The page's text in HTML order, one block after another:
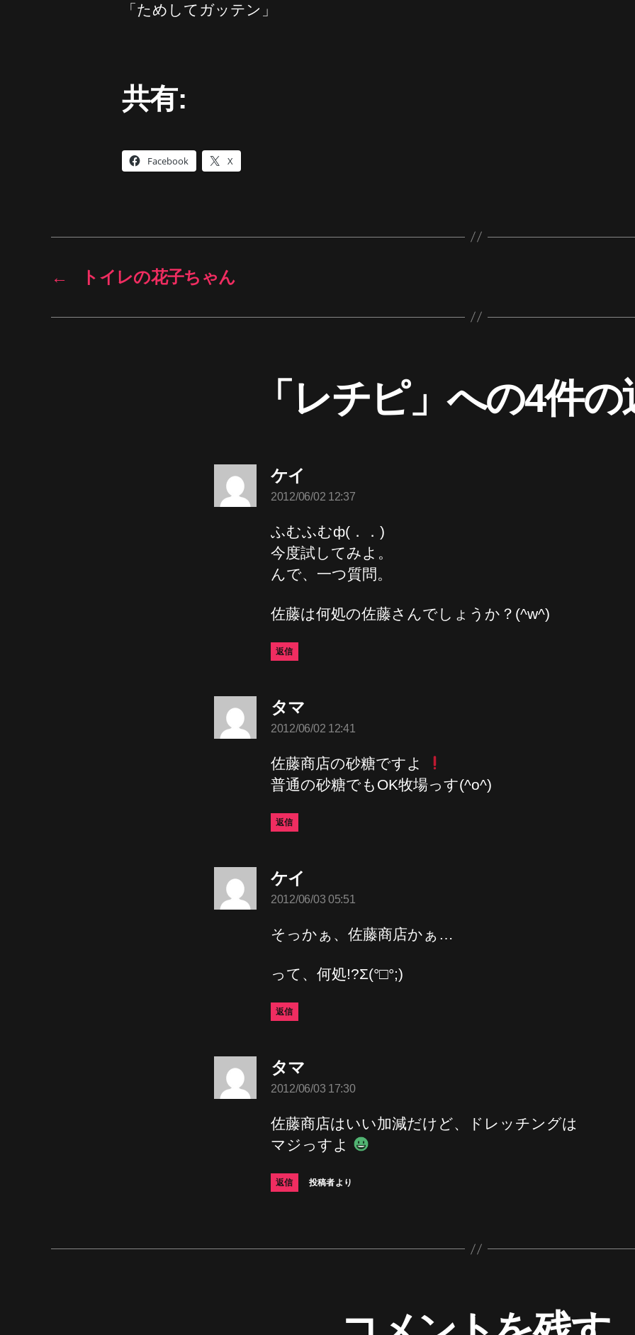
「ためしてガッテン」
共有:
Facebook X
← トイレの花子ちゃん
「レチピ」への4件の
ケイ
発
2012/06/02 12:37
ふむふむф(．．)
今度試してみよ。
んで、一つ質問。
佐藤は何処の佐藤さんでしょうか？(^w^)
返信
タマ
発
2012/06/02 12:41
佐藤商店の砂糖ですよ
普通の砂糖でもOK牧場っす(^o^)
返信
ケイ
発
2012/06/03 05:51
そっかぁ、佐藤商店かぁ…
って、何処!?Σ(°□°;)
返信
タマ
発
2012/06/03 17:30
佐藤商店はいい加減だけど、ドレッチングは
マジっすよ
返信 投稿者より